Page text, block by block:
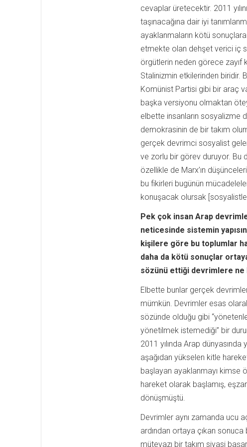
cevaplar üretecektir. 2011
taşınacağına dair iyi
ayaklanmaların kötü
etmekte olan dehşet verici iç
örgütlerin neden görece
Stalinizmin etkilerinden biridir.
Komünist Partisi gibi bir araç
başka versiyonu olmaktan
elbette insanların sosyalizme
demokrasinin de bir takım
gerçek devrimci sosyalist
ve zorlu bir görev duruyor. Bu
özellikle de Marx’ın
bu fikirleri bugünün
konuşacak olursak
Pek çok insan Arap
neticesinde sistemin
kişilere göre bu toplumlar
daha da kötü sonuçlar
sözünü ettiği devrimlere
Elbette bunlar gerçek
mümkün. Devrimler esas
sözünde olduğu gibi
yönetilmek istemediği” bir
2011 yılında Arap
aşağıdan yükselen kitle
başlayan ayaklanmayı kimse
hareket olarak başlamış,
dönüşmüştü.
Devrimler aynı zamanda ucu
ardından ortaya çıkan
mütevazı bir takım siyasi